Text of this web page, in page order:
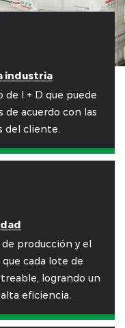
industria
I + D que puede
de acuerdo con las
del cliente.
producción y el
cada lote de
logrando un
eficiencia.